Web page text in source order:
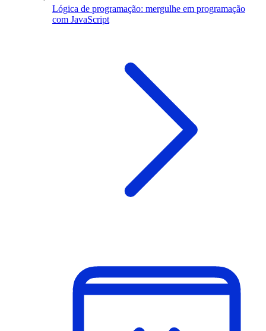
Lógica de programação: mergulhe em programação
com JavaScript